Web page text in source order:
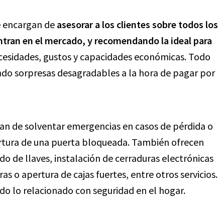
encargan de asesorar a los clientes sobre todos los
en el mercado, y recomendando la ideal para
gustos y capacidades económicas. Todo
sorpresas desagradables a la hora de pagar por
de solventar emergencias en casos de pérdida o
de una puerta bloqueada. También ofrecen
de llaves, instalación de cerraduras electrónicas
o apertura de cajas fuertes, entre otros servicios.
lo relacionado con seguridad en el hogar.